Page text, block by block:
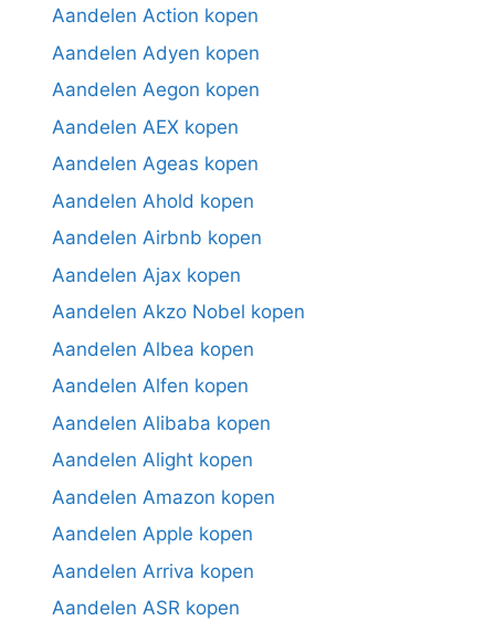
Aandelen Action kopen
Aandelen Adyen kopen
Aandelen Aegon kopen
Aandelen AEX kopen
Aandelen Ageas kopen
Aandelen Ahold kopen
Aandelen Airbnb kopen
Aandelen Ajax kopen
Aandelen Akzo Nobel kopen
Aandelen Albea kopen
Aandelen Alfen kopen
Aandelen Alibaba kopen
Aandelen Alight kopen
Aandelen Amazon kopen
Aandelen Apple kopen
Aandelen Arriva kopen
Aandelen ASR kopen